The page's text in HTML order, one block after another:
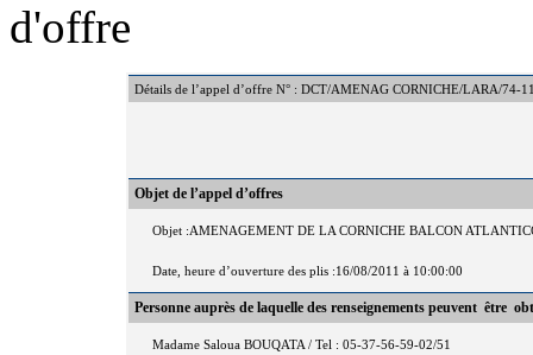
d'offre
Détails de l’appel d’offre N° : DCT/AMENAG CORNICHE/LARA/74-
Objet de l’appel d’offres
Objet :AMENAGEMENT DE LA CORNICHE BALCON
Date, heure d’ouverture des plis :16/08/2011 à 10:00:00
Personne auprès de laquelle des renseignements peuvent être
Madame Saloua BOUQATA / Tel : 05-37-56-59-02/51